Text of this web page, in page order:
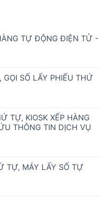
TỰ ĐỘNG ĐIỆN TỬ -
GỌI SỐ LẤY PHIẾU THỨ
TỰ, KIOSK XẾP HÀNG
THÔNG TIN DỊCH VỤ
TỰ, MÁY LẤY SỐ TỰ